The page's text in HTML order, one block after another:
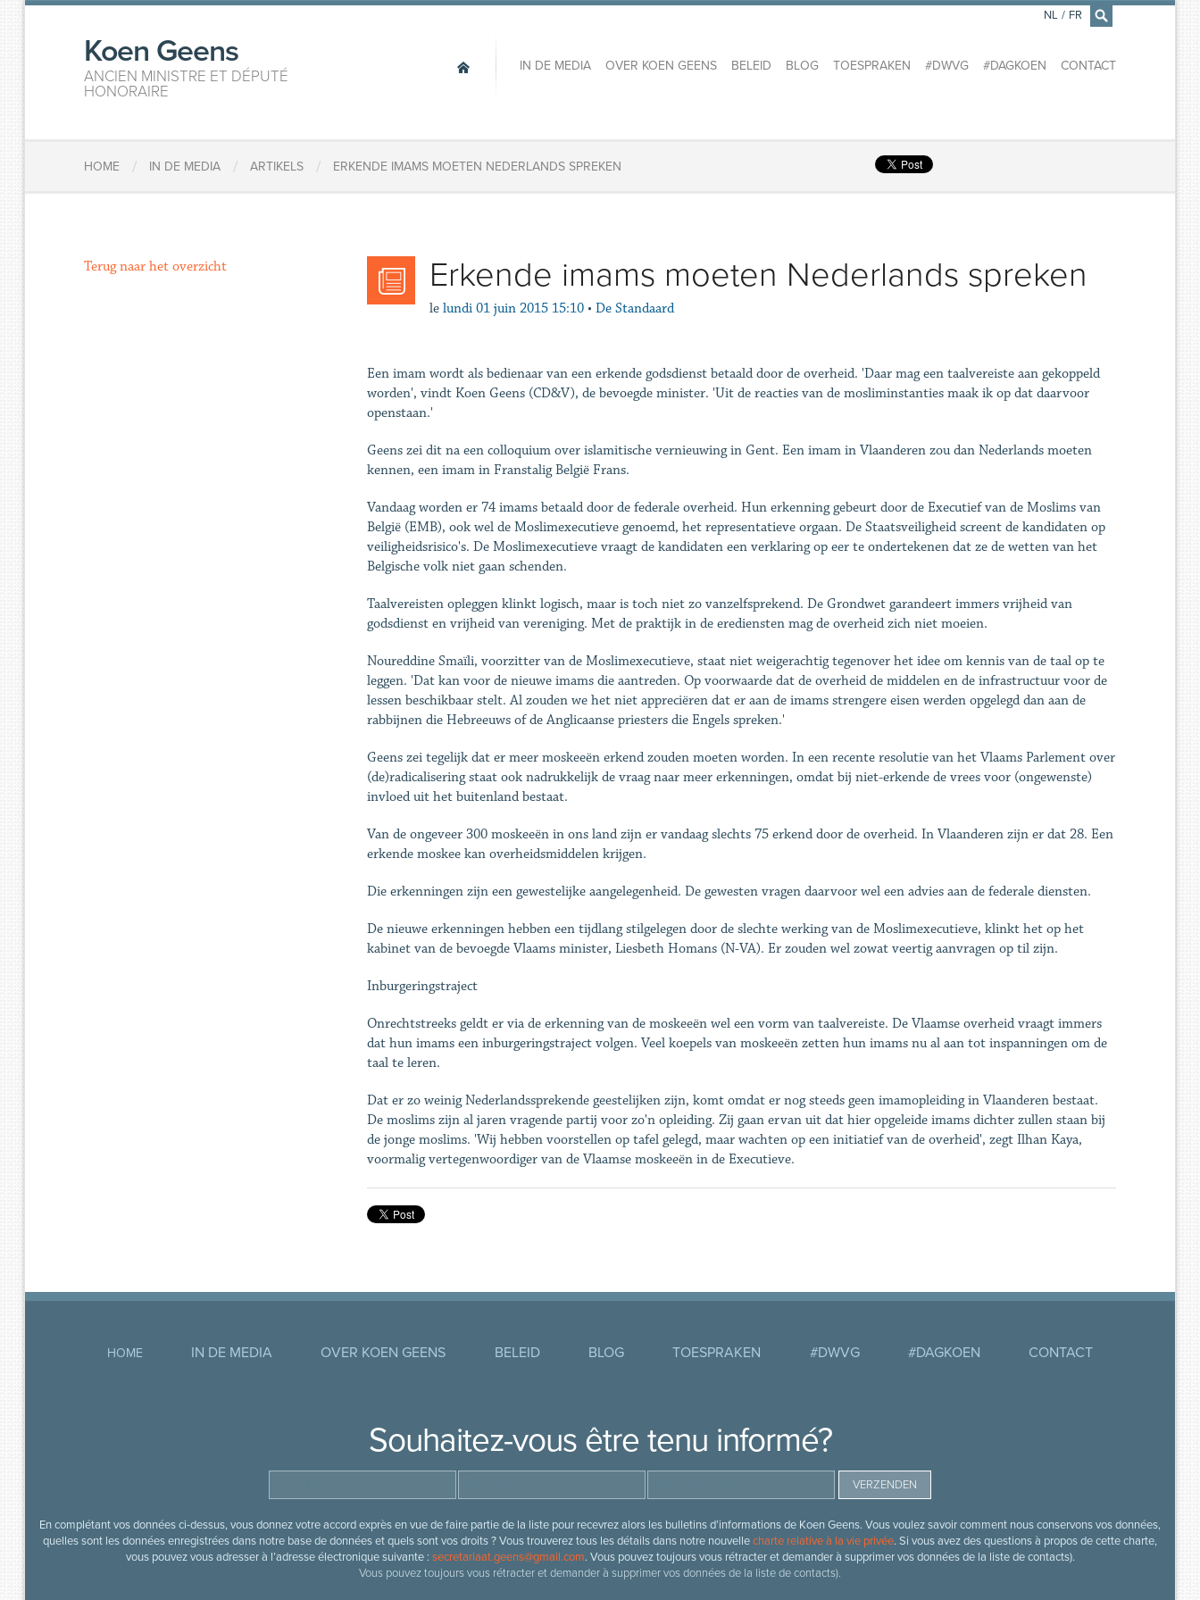
×
Koen Geens
ANCIEN MINISTRE ET DÉPUTÉ
HONORAIRE
IN DE MEDIA OVER KOEN GEENS BELEID BLOG TOESPRAKEN #DWVG #DAGKOEN CONTACT
NL / FR
HOME / IN DE MEDIA / ARTIKELS / ERKENDE IMAMS MOETEN NEDERLANDS SPREKEN
Erkende imams moeten Nederlands spreken
le lundi 01 juin 2015 15:10 • De Standaard
Een imam wordt als bedienaar van een erkende godsdienst betaald door de overheid. 'Daar mag een taalvereiste aan gekoppeld
worden', vindt Koen Geens (CD&V), de bevoegde minister. ­'Uit de reacties van de mosliminstanties maak ik op dat daarvoor
openstaan.'
Geens zei dit na een colloquium over islamitische vernieuwing in Gent. Een imam in Vlaanderen zou dan Nederlands moeten
kennen, een imam in Franstalig België Frans.
Vandaag worden er 74 imams betaald door de federale overheid. Hun erkenning gebeurt door de Executief van de Moslims van
België (EMB), ook wel de Moslimexecutieve genoemd, het representatieve orgaan. De Staatsveiligheid screent de kandidaten op
veiligheidsrisico's. De Moslimexecutieve vraagt de kandidaten een verklaring op eer te ondertekenen dat ze de wetten van het
Belgische volk niet gaan schenden.
Taalvereisten opleggen klinkt logisch, maar is toch niet zo vanzelfsprekend. De Grondwet garandeert immers vrijheid van
godsdienst en vrijheid van vereniging. Met de praktijk in de erediensten mag de overheid zich niet moeien.
Noureddine Smaïli, voorzitter van de Moslimexecutieve, staat niet weigerachtig tegenover het idee om kennis van de taal op te
leggen. 'Dat kan voor de nieuwe imams die aantreden. Op voorwaarde dat de overheid de middelen en de infrastructuur voor de
lessen beschikbaar stelt. Al zouden we het niet appreciëren dat er aan de imams strengere eisen werden opgelegd dan aan de
rabbijnen die Hebreeuws of de Anglicaanse priesters die Engels spreken.'
Geens zei tegelijk dat er meer moskeeën erkend zouden moeten worden. In een recente resolutie van het Vlaams Parlement over
(de)radicalisering staat ook nadrukkelijk de vraag naar meer erkenningen, omdat bij niet-erkende de vrees voor (ongewenste)
invloed uit het buitenland bestaat.
Van de ongeveer 300 moskeeën in ons land zijn er vandaag slechts 75 erkend door de overheid. In Vlaanderen zijn er dat 28. Een
erkende moskee kan overheidsmiddelen krijgen.
Die erkenningen zijn een gewestelijke aangelegenheid. De gewesten vragen daarvoor wel een advies aan de federale diensten.
De nieuwe erkenningen hebben een tijdlang stilgelegen door de slechte werking van de Moslimexecutieve, klinkt het op het
kabinet van de bevoegde Vlaams minister, Liesbeth Homans (N-VA). Er zouden wel zowat veertig aanvragen op til zijn.
Inburgeringstraject
Onrechtstreeks geldt er via de erkenning van de moskeeën wel een vorm van taalvereiste. De Vlaamse overheid vraagt immers
dat hun imams een inburgeringstraject volgen. Veel koepels van moskeeën zetten hun imams nu al aan tot inspanningen om de
taal te leren.
Dat er zo weinig Nederlandssprekende geestelijken zijn, komt omdat er nog steeds geen imamopleiding in Vlaanderen bestaat.
De moslims zijn al jaren vragende partij voor zo'n opleiding. Zij gaan ervan uit dat hier opgeleide imams dichter zullen staan bij
de jonge moslims. 'Wij hebben voorstellen op tafel gelegd, maar wachten op een initiatief van de overheid', zegt Ilhan Kaya,
voormalig vertegenwoordiger van de Vlaamse moskeeën in de Executieve.
Terug naar het overzicht
HOME IN DE MEDIA OVER KOEN GEENS BELEID BLOG TOESPRAKEN #DWVG #DAGKOEN CONTACT
Souhaitez-vous être tenu informé?
En complétant vos données ci-dessus, vous donnez votre accord exprès en vue de faire partie de la liste pour recevrez alors les bulletins d’informations de Koen Geens. Vous voulez savoir comment nous conservons vos données,
quelles sont les données enregistrées dans notre base de données et quels sont vos droits ? Vous trouverez tous les détails dans notre nouvellecharte relative à la vie privée. Si vous avez des questions à propos de cette charte,
vous pouvez vous adresser à l’adresse électronique suivante : secretariaat.geens@gmail.com. Vous pouvez toujours vous rétracter et demander à supprimer vos données de la liste de contacts).
Vous pouvez toujours vous rétracter et demander à supprimer vos données de la liste de contacts).